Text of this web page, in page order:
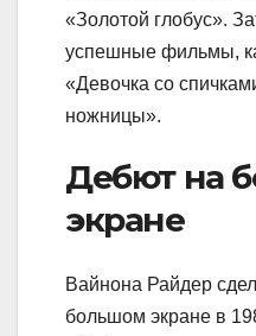
«Золотой глобус».
успешные фильмы,
«Девочка со
ножницы».
Дебют на
экране
Вайнона Райдер
большом экране в